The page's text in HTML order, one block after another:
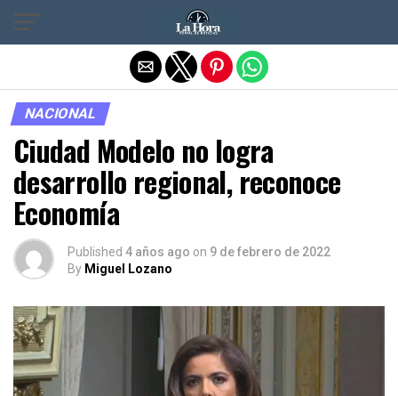
NACIONAL
Ciudad Modelo no logra
desarrollo regional, reconoce
Economía
Published 4 años ago on 9 de febrero de 2022
By Miguel Lozano
Salir de la versión móvil